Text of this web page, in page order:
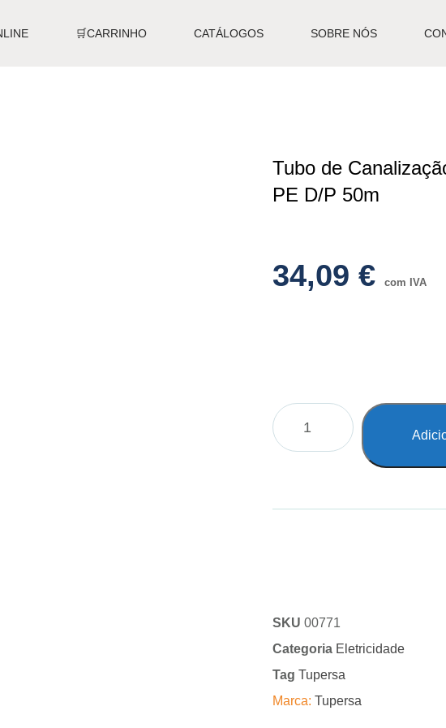
🛒CARRINHO CATÁLOGOS SOBRE NÓS
Tubo de
PE D/P 50m
34,09 € com IVA
SKU 00771
Categoria Eletricidade
Tag Tupersa
Marca: Tupersa